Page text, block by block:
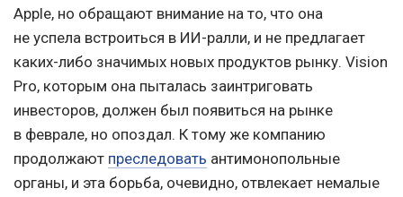
Apple, но обращают внимание на то, что она
не успела встроиться в ИИ-ралли, и не предлагает
каких-либо значимых новых продуктов рынку. Vision
Pro, которым она пыталась заинтриговать
инвесторов, должен был появиться на рынке
в феврале, но опоздал. К тому же компанию
продолжают преследовать антимонопольные
органы, и эта борьба, очевидно, отвлекает немалые